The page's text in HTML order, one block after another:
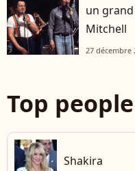
un
Mitchell
27 décembre
Top people
Shakira